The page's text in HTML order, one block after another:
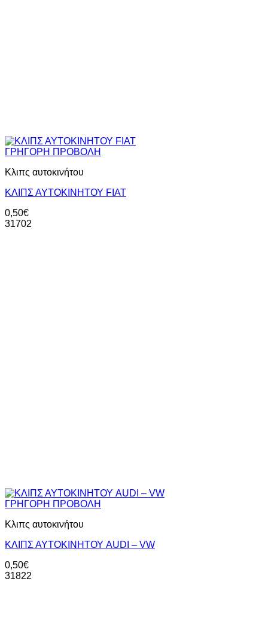
ΓΡΗΓΟΡΗ ΠΡΟΒΟΛΗ
Κλιπς αυτοκινήτου
ΚΛΙΠΣ ΑΥΤΟΚΙΝΗΤΟΥ FIAT
0,50€
31702
ΓΡΗΓΟΡΗ ΠΡΟΒΟΛΗ
Κλιπς αυτοκινήτου
ΚΛΙΠΣ ΑΥΤΟΚΙΝΗΤΟΥ AUDI – VW
0,50€
31822